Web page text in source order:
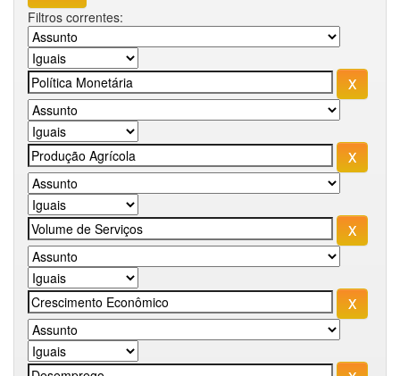
Filtros correntes: